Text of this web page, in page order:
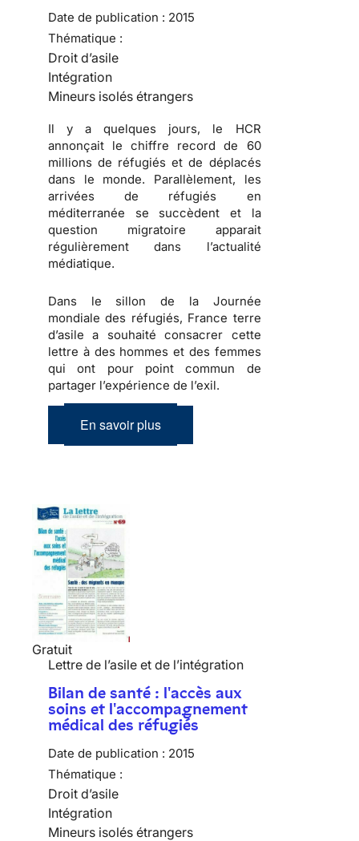
Date de publication : 2015
Thématique :
Droit d’asile
Intégration
Mineurs isolés étrangers
Il y a quelques jours, le HCR
annonçait le chiffre record de 60
millions de réfugiés et de déplacés
dans le monde. Parallèlement, les
arrivées de réfugiés en
méditerranée se succèdent et la
question migratoire apparait
régulièrement dans l’actualité
médiatique.
Dans le sillon de la Journée
mondiale des réfugiés, France terre
d’asile a souhaité consacrer cette
lettre à des hommes et des femmes
qui ont pour point commun de
partager l’expérience de l’exil.
En savoir plus
Gratuit
Lettre de l’asile et de l’intégration
Bilan de santé : l'accès aux
soins et l'accompagnement
médical des réfugiés
Date de publication : 2015
Thématique :
Droit d’asile
Intégration
Mineurs isolés étrangers